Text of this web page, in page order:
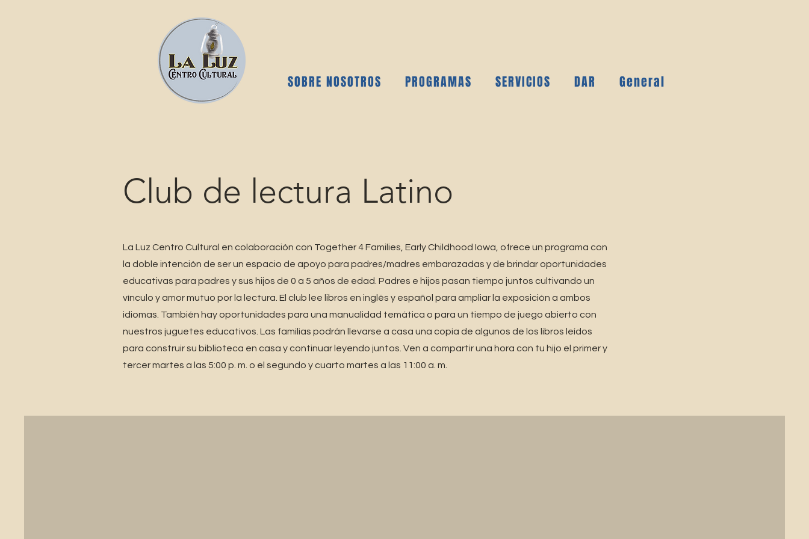
SOBRE NOSOTROS PROGRAMAS SERVICIOS DAR General
Club de lectura Latino
La Luz Centro Cultural en colaboración con Together 4 Families, Early Childhood Iowa, ofrece un programa con
la doble intención de ser un espacio de apoyo para padres/madres embarazadas y de brindar oportunidades
educativas para padres y sus hijos de 0 a 5 años de edad. Padres e hijos pasan tiempo juntos cultivando un
vínculo y amor mutuo por la lectura. El club lee libros en inglés y español para ampliar la exposición a ambos
idiomas. También hay oportunidades para una manualidad temática o para un tiempo de juego abierto con
nuestros juguetes educativos. Las familias podrán llevarse a casa una copia de algunos de los libros leídos
para construir su biblioteca en casa y continuar leyendo juntos. Ven a compartir una hora con tu hijo el primer y
tercer martes a las 5:00 p. m. o el segundo y cuarto martes a las 11:00 a. m.